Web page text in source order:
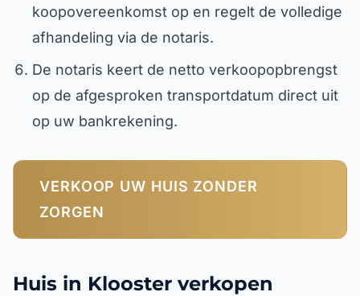
koopovereenkomst op en regelt de volledige
afhandeling via de notaris.
De notaris keert de netto verkoopopbrengst
op de afgesproken transportdatum direct uit
op uw bankrekening.
VERKOOP UW HUIS ZONDER
ZORGEN
Huis in Klooster verkopen